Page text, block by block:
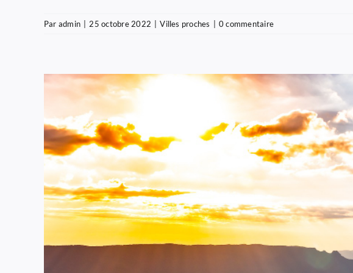
Par admin 25 octobre 2022 Villes proches 0 commentaire